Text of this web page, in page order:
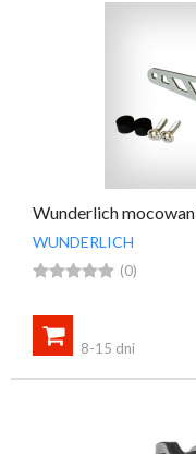
Wunderlich
WUNDERLICH
 (0)

8-15 dni